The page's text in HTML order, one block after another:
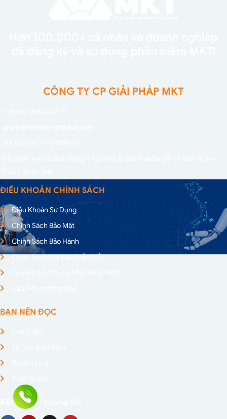
CÔNG TY CP GIẢI PHÁP MKT
ĐIỀU KHOẢN CHÍNH SÁCH
Điều Khoản Sử Dụng
Chính Sách Bảo Mật
Chính Sách Bảo Hành
Chính Sách Cài Đặt Phần Mềm
BẠN NÊN ĐỌC
Kết nối với chúng tôi